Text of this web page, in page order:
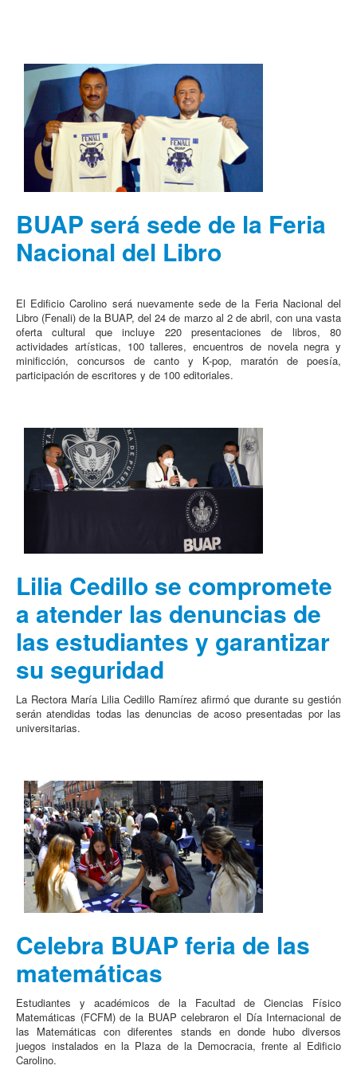
BUAP será sede de la Feria
Nacional del Libro
El Edificio Carolino será nuevamente sede de la Feria Nacional del
Libro (Fenali) de la BUAP, del 24 de marzo al 2 de abril, con una vasta
oferta cultural que incluye 220 presentaciones de libros, 80
actividades artísticas, 100 talleres, encuentros de novela negra y
minificción, concursos de canto y K-pop, maratón de poesía,
participación de escritores y de 100 editoriales.
Lilia Cedillo se compromete
a atender las denuncias de
las estudiantes y garantizar
su seguridad
La Rectora María Lilia Cedillo Ramírez afirmó que durante su gestión
serán atendidas todas las denuncias de acoso presentadas por las
universitarias.
Celebra BUAP feria de las
matemáticas
Estudiantes y académicos de la Facultad de Ciencias Físico
Matemáticas (FCFM) de la BUAP celebraron el Día Internacional de
las Matemáticas con diferentes stands en donde hubo diversos
juegos instalados en la Plaza de la Democracia, frente al Edificio
Carolino.